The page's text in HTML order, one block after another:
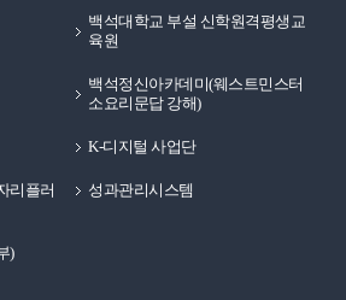
백석대학교 부설 신학원격평생교
육원
백석정신아카데미(웨스트민스터
소요리문답 강해)
K-디지털 사업단
리플러
성과관리시스템
)